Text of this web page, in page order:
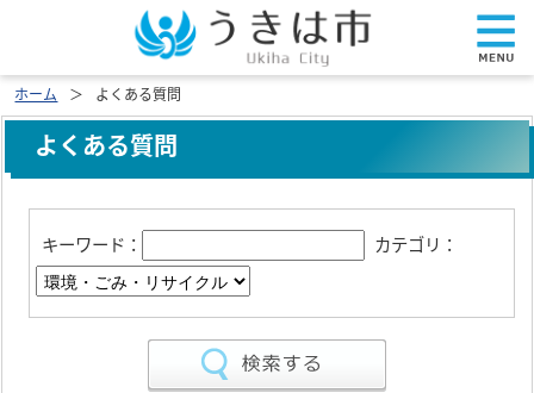
ホーム よくある質問
よくある質問
キーワード： カテゴリ：